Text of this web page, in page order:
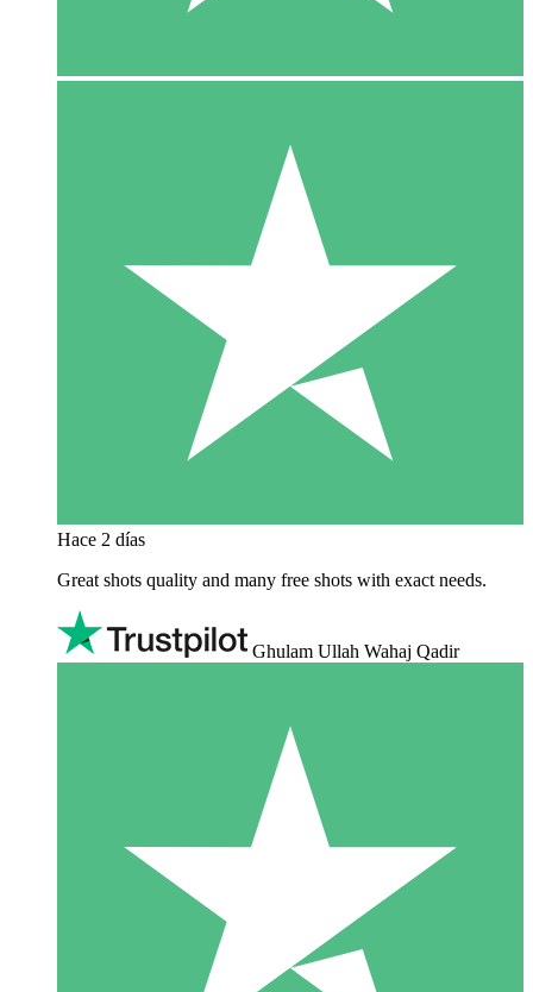
Hace 2 días
Great shots quality and many free shots with exact needs.
Ghulam Ullah Wahaj Qadir